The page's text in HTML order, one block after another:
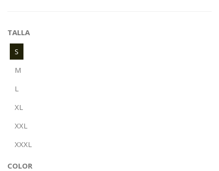
TALLA
S
M
L
XL
XXL
XXXL
COLOR